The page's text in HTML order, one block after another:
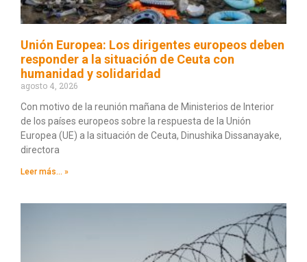
Unión Europea: Los dirigentes europeos deben
responder a la situación de Ceuta con
humanidad y solidaridad
agosto 4, 2026
Con motivo de la reunión mañana de Ministerios de Interior
de los países europeos sobre la respuesta de la Unión
Europea (UE) a la situación de Ceuta, Dinushika Dissanayake,
directora
Leer más... »